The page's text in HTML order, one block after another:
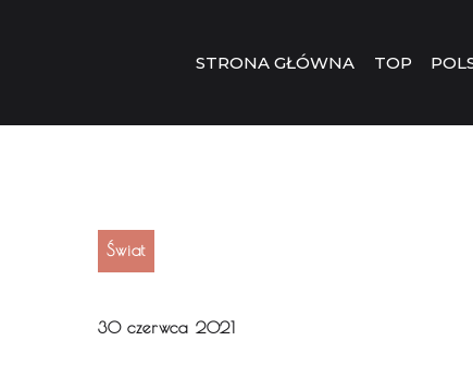
STRONA GŁÓWNA TOP
Świat
30 czerwca 2021